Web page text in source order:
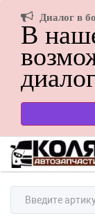
Диалог в
В